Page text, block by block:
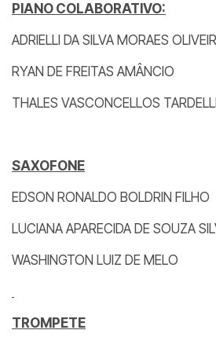
PIANO COLABORATIVO:
ADRIELLI DA SILVA MORAES
RYAN DE FREITAS AMÂNCIO
THALES VASCONCELLOS
SAXOFONE
EDSON RONALDO BOLDRIN FILHO
LUCIANA APARECIDA DE SOUZA
WASHINGTON LUIZ DE MELO
TROMPETE